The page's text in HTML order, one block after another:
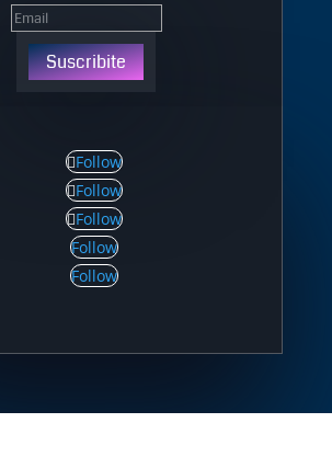
Suscribite
Follow
Follow
Follow
Follow
Follow